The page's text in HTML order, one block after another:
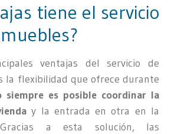
tiene el servicio
ventajas del servicio de
la flexibilidad que ofrece durante
siempre es posible coordinar la
y la entrada en otra en la
a esta solución, las